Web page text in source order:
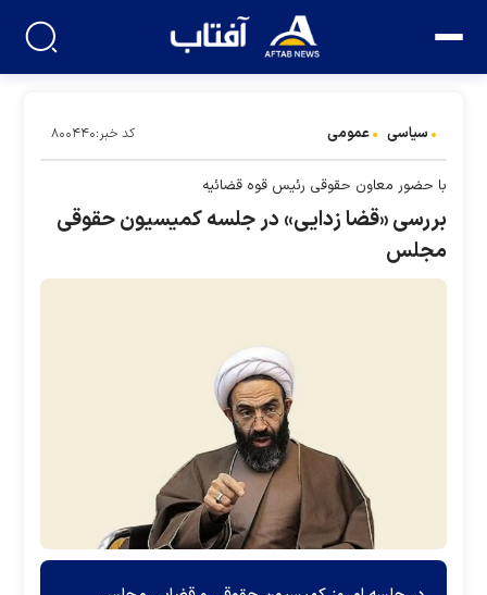
سیاسی عمومی کد خبر:۸۰۰۴۴۰
با حضور معاون حقوقی رئیس قوه قضائیه
بررسی «قضا زدایی» در جلسه کمیسیون حقوقی
مجلس